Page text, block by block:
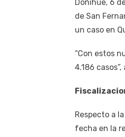
Doñihue, 6
de San
un caso en
“Con estos
4.186
Respecto a
fecha en la